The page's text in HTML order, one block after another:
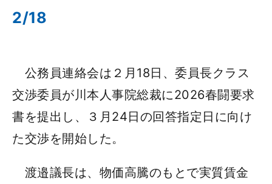
2/18
公務員連絡会は２月18日、委員長クラス
交渉委員が川本人事院総裁に2026春闘要求
書を提出し、３月24日の回答指定日に向け
た交渉を開始した。
渡邉議長は、物価高騰のもとで実質賃金